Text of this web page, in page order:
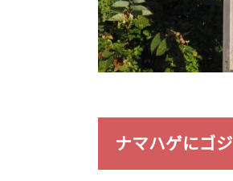
ナマハゲにゴ